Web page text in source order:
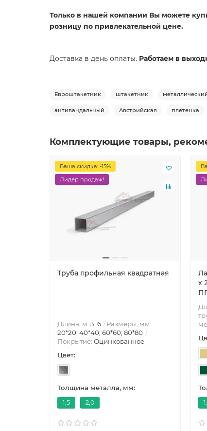
Только в нашей компании Вы можете
розницу по привлекательной цене.
Доставка в день оплаты. Работаем в
Евроштакетник штакетник
антивандальный Австрийская плетенка
Комплектующие товары,
Ваша скидка: -15%
Лидер продаж!
Труба профильная квадратная
Длина, м: 3; 6
Размеры, мм:
20*20; 40*40; 60*60; 80*80
Покрытие: Оцинкованное
Цвет:
Толщина металла, мм:
1,5 2,0
х